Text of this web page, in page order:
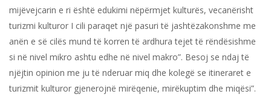
mijëvejcarin e ri është edukimi nëpërmjet kulturës, vecanërisht
turizmi kulturor I cili paraqet një pasuri të jashtëzakonshme me
anën e së cilës mund të korren të ardhura tejet të rëndësishme
si në nivel mikro ashtu edhe në nivel makro”. Besoj se ndaj të
njëjtin opinion me ju të nderuar miq dhe kolegë se itineraret e
turizmit kulturor gjenerojnë mirëqenie, mirëkuptim dhe miqësi”.